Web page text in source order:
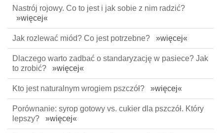
Nastrój rojowy. Co to jest i jak sobie z nim radzić?
»więcej«
Jak rozlewać miód? Co jest potrzebne? »więcej«
Dlaczego warto zadbać o standaryzację w pasiece? Jak
to zrobić? »więcej«
Kto jest naturalnym wrogiem pszczół? »więcej«
Porównanie: syrop gotowy vs. cukier dla pszczół. Który
lepszy? »więcej«